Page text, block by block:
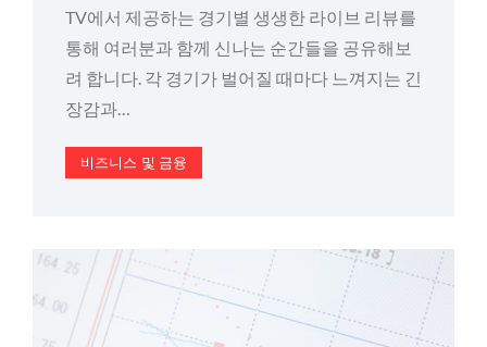
TV에서 제공하는 경기별 생생한 라이브 리뷰를
통해 여러분과 함께 신나는 순간들을 공유해보
려 합니다. 각 경기가 벌어질 때마다 느껴지는 긴
장감과…
비즈니스 및 금융